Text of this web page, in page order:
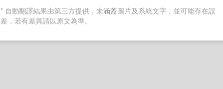
* 自動翻譯結果由第三方提供，未涵蓋圖片及系統文字，並可能存在誤
差，若有差異請以原文為準。